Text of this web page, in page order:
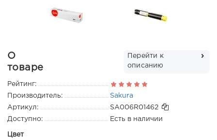
О
товаре
Перейти к
описанию
Рейтинг:
Производитель:
Sakura
Артикул:
SA006R01462
Доступно:
Есть в наличии
Цвет